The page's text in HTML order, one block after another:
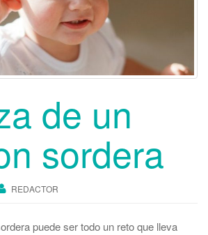
n
de un
sordera
REDACTOR
puede ser todo un reto que lleva